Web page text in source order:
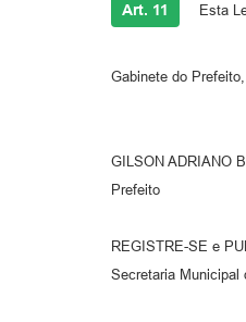
Art. 11 Esta
Gabinete do
GILSON ADRIANO
Prefeito
REGISTRE-SE e
Secretaria Municipal